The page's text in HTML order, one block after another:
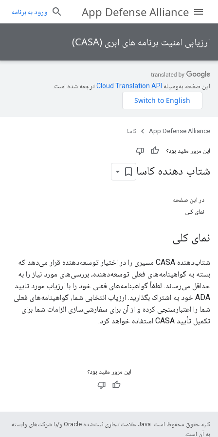
App Defense Alliance ورود به برنامه
ارزیابی امنیت برنامه های ابری (CASA)
این صفحه به‌وسیله ترجمه شده است.
App Defense Alliance کاسا
این مرور مفید بود؟
شتاب دهنده کاسا
در این صفحه
نمای کلی
نمای کلی
شتاب‌دهنده CASA مسیری را در اختیار توسعه‌دهنده قرار می‌دهد که
بسته به گواهینامه‌های فعلی توسعه‌دهنده، بررسی‌های مورد نیاز را به
حداقل می‌رساند. لطفاً گواهینامه‌های فعلی خود را با ارزیاب مورد تایید
ADA خود به اشتراک بگذارید. ارزیاب انتخابی شما، گواهینامه‌های فعلی
شما را اعتبارسنجی کرده و از آن برای سفارشی‌سازی الزامات شما برای
تکمیل تأیید CASA استفاده خواهد کرد.
این مرور مفید بود؟
کلیه حقوق محفوظ است. Java علامت تجاری ثبت‌شده Oracle و/یا شرکت‌های وابسته
به آن است.